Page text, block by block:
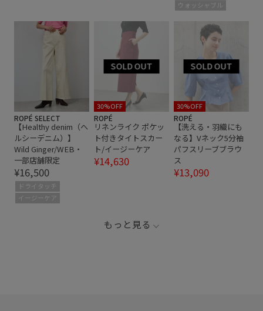
ウォッシャブル
ROPÉ SELECT
【Healthy denim（ヘ
ルシーデニム）】
Wild Ginger/WEB・
一部店舗限定
¥16,500
ドライタッチ
イージーケア
30%OFF
ROPÉ
リネンライク ポケッ
ト付きタイトスカー
ト/イージーケア
¥14,630
30%OFF
ROPÉ
【洗える・羽織にも
なる】Vネック5分袖
パフスリーブブラウ
ス
¥13,090
もっと見る